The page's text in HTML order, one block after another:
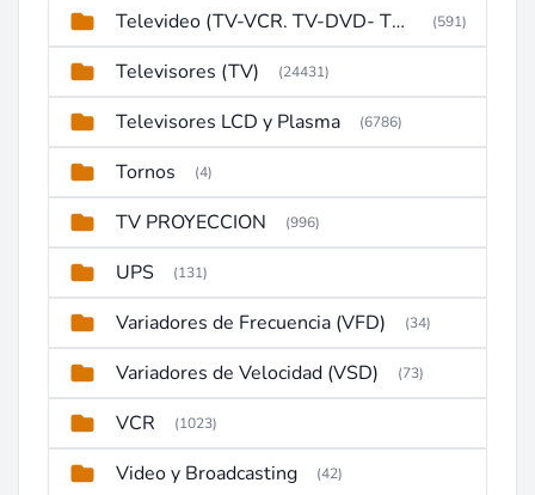
Televideo (TV-VCR. TV-DVD- TV-DVD-VCR) (591)
Televisores (TV) (24431)
Televisores LCD y Plasma (6786)
Tornos (4)
TV PROYECCION (996)
UPS (131)
Variadores de Frecuencia (VFD) (34)
Variadores de Velocidad (VSD) (73)
VCR (1023)
Video y Broadcasting (42)